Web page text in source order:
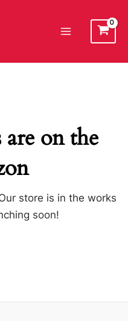
on the
store is in the works
soon!